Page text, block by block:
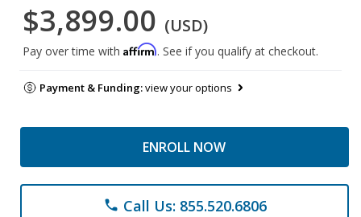
$3,899.00 (USD)
Pay over time with Affirm. See if you qualify at checkout.
Payment & Funding:view your options
ENROLL NOW
phone Call Us: 855.520.6806